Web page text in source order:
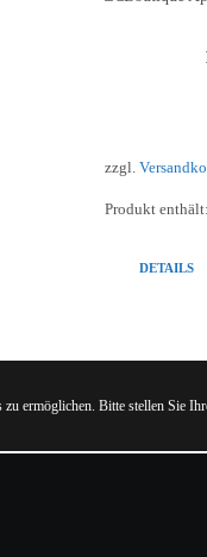
zzgl.
Produkt
DETAILS
ermöglichen. Bitte stellen Sie